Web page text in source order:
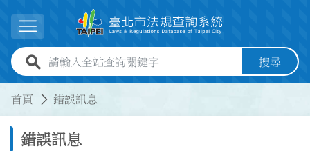
展開選單
全站查詢關鍵字欄位 搜尋
首頁 錯誤訊息
錯誤訊息